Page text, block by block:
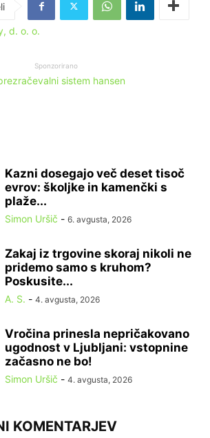
d. o. o.
Sponzorirano
Kazni dosegajo več deset tisoč
evrov: školjke in kamenčki s
plaže...
Simon Uršič - 6. avgusta, 2026
Zakaj iz trgovine skoraj nikoli ne
pridemo samo s kruhom?
Poskusite...
A. S. - 4. avgusta, 2026
Vročina prinesla nepričakovano
ugodnost v Ljubljani: vstopnine
začasno ne bo!
Simon Uršič - 4. avgusta, 2026
KOMENTARJEV